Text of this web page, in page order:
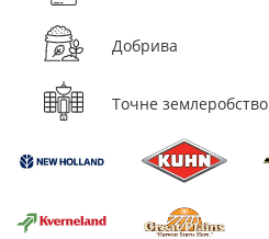
Добрива
Точне землеробство